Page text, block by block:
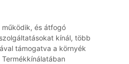
működik, és átfogó
kínál, több
támogatva a környék